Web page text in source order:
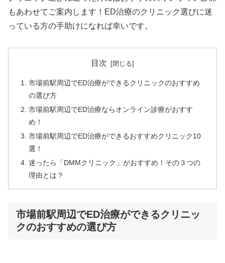
もあわせてご案内します！ED治療のクリニック選びに迷
っている方の手助けになれば幸いです。
目次
市場前駅周辺でED治療ができるクリニックのおすすめ
の選び方
市場前駅周辺でED治療ならオンライン診療がおすす
め！
市場前駅周辺でED治療ができるおすすめクリニック10
選！
迷ったら「DMMクリニック」がおすすめ！その３つの
理由とは？
市場前駅周辺でED治療ができるクリニッ
クのおすすめの選び方